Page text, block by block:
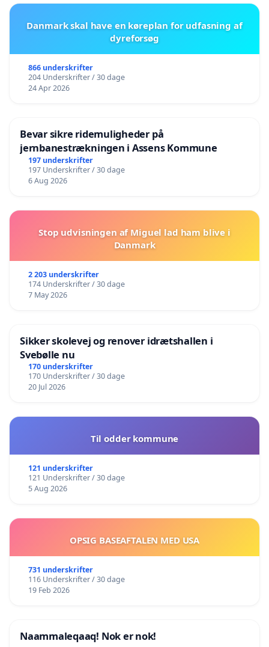
Danmark skal have en køreplan for udfasning af
dyreforsøg
866 underskrifter
204 Underskrifter / 30 dage
24 Apr 2026
Bevar sikre ridemuligheder på
jernbanestrækningen i Assens Kommune
197 underskrifter
197 Underskrifter / 30 dage
6 Aug 2026
Stop udvisningen af Miguel lad ham blive i
Danmark
2 203 underskrifter
174 Underskrifter / 30 dage
7 May 2026
Sikker skolevej og renover idrætshallen i
Svebølle nu
170 underskrifter
170 Underskrifter / 30 dage
20 Jul 2026
Til odder kommune
121 underskrifter
121 Underskrifter / 30 dage
5 Aug 2026
OPSIG BASEAFTALEN MED USA
731 underskrifter
116 Underskrifter / 30 dage
19 Feb 2026
Naammaleqaaq! Nok er nok!